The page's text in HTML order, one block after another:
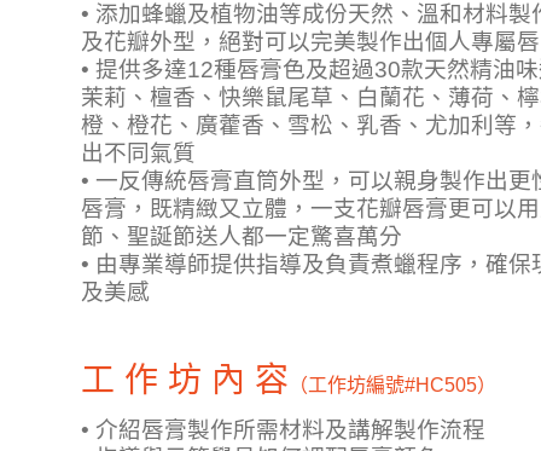
• 添加蜂蠟及植物油等成份天然、溫和材料
及花瓣外型，絕對可以完美製作出個人專屬
• 提供多達12種唇膏色及超過30款天然精油
茉莉、檀香、快樂鼠尾草、白蘭花、薄荷、
橙、橙花、廣藿香、雪松、乳香、尤加利等
出不同氣質
• 一反傳統唇膏直筒外型，可以親身製作出
唇膏，既精緻又立體，一支花瓣唇膏更可以
節、聖誕節送人都一定驚喜萬分
• 由專業導師提供指導及負責煮蠟程序，確
及美感
工 作 坊 內 容 （工作坊編號#HC505）
• 介紹唇膏製作所需材料及講解製作流程